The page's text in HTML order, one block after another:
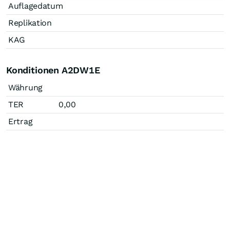
Auflagedatum
Replikation
KAG
Konditionen A2DW1E
Währung
TER
0,00
Ertrag